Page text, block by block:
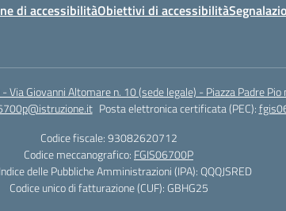
di accessibilitàObiettivi di accessibilità
Via Giovanni Altomare n. 10 (sede legale) - Piazza Padre
Posta elettronica certificata (PEC):
Codice fiscale: 93082620712
Codice meccanografico: FGIS06700P
delle Pubbliche Amministrazioni (IPA): QQQJSRED
Codice unico di fatturazione (CUF): GBHG25